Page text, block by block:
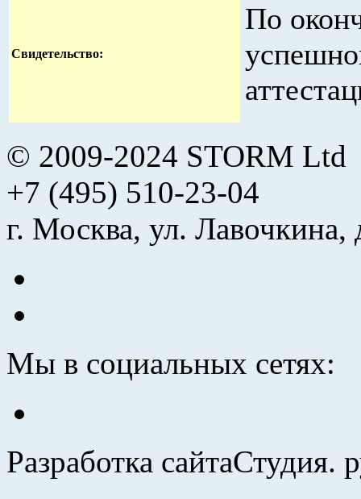
Свидетельство:
По
© 2009-2024 STORM Ltd
+7 (495) 510-23-04
г. Москва, ул.
Мы в социальных сетях:
Разработка сайтаСтудия.